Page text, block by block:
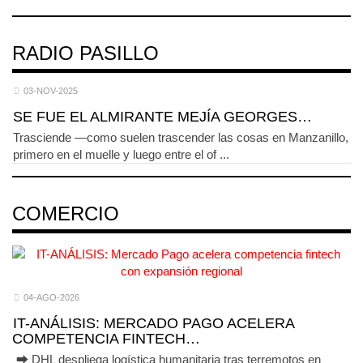
RADIO PASILLO
03-NOV-2025
SE FUE EL ALMIRANTE MEJÍA GEORGES…
Trasciende —como suelen trascender las cosas en Manzanillo,
primero en el muelle y luego entre el of ...
COMERCIO
04-AGO-2026
IT-ANÁLISIS: MERCADO PAGO ACELERA
COMPETENCIA FINTECH…
⮕ DHL despliega logística humanitaria tras terremotos en